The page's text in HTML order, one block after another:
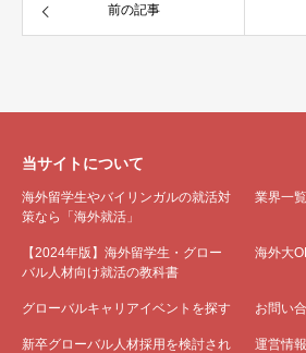
前の記事
当サイトについて
海外留学生やバイリンガルの就活対
策なら「海外就活」
業界一覧
【2024年版】海外留学生・グロー
バル人材向け就活の教科書
海外大
グローバルキャリアイベントを探す お問い
新卒グローバル人材採用を検討され
運営情報